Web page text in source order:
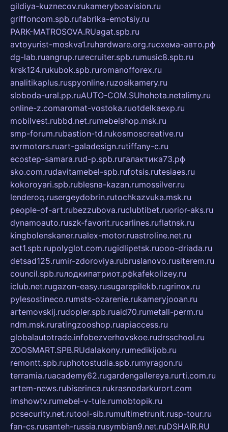
gildiya-kuznecov.rukameryboavision.ru
griffoncom.spb.rufabrika-emotsiy.ru
PARK-MATROSOVA.RUagat.spb.ru
avtoyurist-moskva1.ruhardware.org.ruсхема-авто.рф
dg-lab.ruangrup.rurecruiter.spb.rumusic8.spb.ru
krsk124.rukubok.spb.ruromanofforex.ru
analitikaplus.ruspyonline.ruzosikamery.ru
sloboda-ural.pp.ruAUTO-COM.SUhohota.netalimy.ru
online-z.comaromat-vostoka.ruotdelkaexp.ru
mobilvest.rubbd.net.rumebelshop.msk.ru
smp-forum.rubastion-td.rukosmoscreative.ru
avrmotors.ruart-galadesign.rutiffany-c.ru
ecostep-samara.rud-p.spb.ruгалактика73.рф
sko.com.rudavitamebel-spb.rufotsis.rutesiaes.ru
kokoroyari.spb.rublesna-kazan.rumossilver.ru
lenderoq.rusergeydobrin.rutochkazvuka.msk.ru
people-of-art.rubezzubova.ruclubtibet.ruorior-aks.ru
dynamoauto.ruszk-favorit.rucarlines.ruflatnsk.ru
kingbolenskaner.rualex-motor.ruastroline.net.ru
act1.spb.rupolyglot.com.rugidlipetsk.ruooo-driada.ru
detsad125.rumir-zdoroviya.rubruslanovo.rusiterem.ru
council.spb.ruлодкипатриот.рфkafekolizey.ru
iclub.net.rugazon-easy.rusugarepilekb.rugrinox.ru
pylesostineco.rumsts-ozarenie.rukameryjooan.ru
artemovskij.rudopler.spb.ruaid70.rumetall-perm.ru
ndm.msk.ruratingzooshop.ruapiaccess.ru
globalautotrade.infobezverhovskoe.rudrsschool.ru
ZOOSMART.SPB.RUdalakony.rumedikijob.ru
remontt.spb.ruphotostudia.spb.rumyragon.ru
terramia.ruacademy62.rugardengallereya.rurti.com.ru
artem-news.rubiserinca.rukrasnodarkurort.com
imshowtv.rumebel-v-tule.rumobtopik.ru
pcsecurity.net.rutool-sib.rumultimetrunit.rusp-tour.ru
fan-cs.rusanteh-russia.rusymbian9.net.ruDSHAIR.RU